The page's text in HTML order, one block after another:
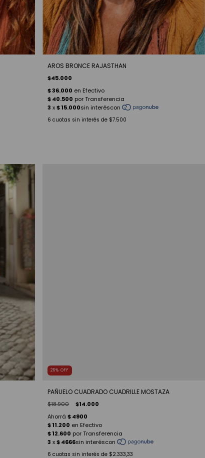
AROS BRONCE RAJASTHAN
$45.000
6 cuotas sin interés de $7.500
26%OFF
PAÑUELO CUADRADO CUADRILLE MOSTAZA
$18.900 $14.000
6 cuotas sin interés de $2.333,33